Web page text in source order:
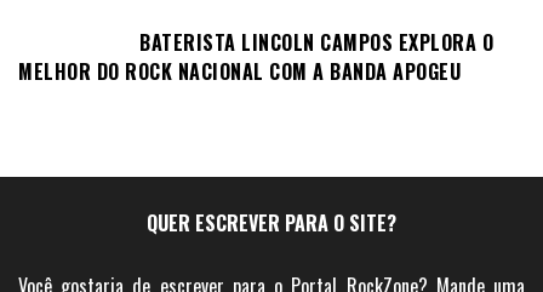
BATERISTA LINCOLN CAMPOS EXPLORA O
MELHOR DO ROCK NACIONAL COM A BANDA APOGEU
QUER ESCREVER PARA O SITE?
Você gostaria de escrever para o Portal RockZone? Mande uma